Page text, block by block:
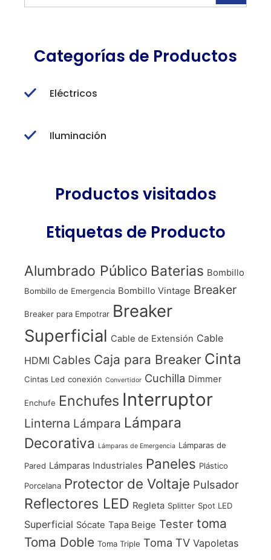
Categorías de Productos
Eléctricos
Iluminación
Productos visitados
Etiquetas de Producto
Alumbrado Público Baterias Bombillo
Bombillo de Emergencia Bombillo Vintage Breaker
Breaker para Empotrar Breaker
Superficial Cable de Extensión Cable
HDMI Cables Caja para Breaker Cinta
Cintas Led conexión Convertidor Cuchilla Dimmer
Enchufe Enchufes Interruptor
Linterna Lámpara Lámpara
Decorativa
Lámparas de Emergencia Lámparas de
Pared Lámparas Industriales Paneles Plástico
Porcelana Protector de Voltaje Pulsador
Reflectores LED Regleta Splitter Spot LED
Superficial Sócate Tapa Beige Tester toma
Toma Doble Toma Triple Toma TV Vapoletas